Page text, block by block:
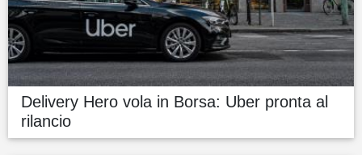
Delivery Hero vola in Borsa: Uber pronta al
rilancio